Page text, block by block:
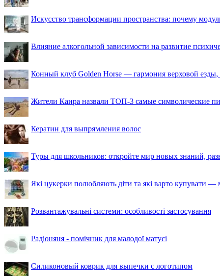
Искусство трансформации пространства: почему
Влияние алкогольной зависимости на развитие
Конный клуб Golden Horse — гармония верховой езды,
Жители Каира назвали ТОП-3 самые символические
Кератин для выпрямления волос
Туры для школьников: откройте мир новых знаний,
Які цукерки полюбляють діти та які варто купувати —
Розвантажувальні системи: особливості застосування
Радіоняня - помічник для малодої матусі
Силиконовый коврик для выпечки с логотипом